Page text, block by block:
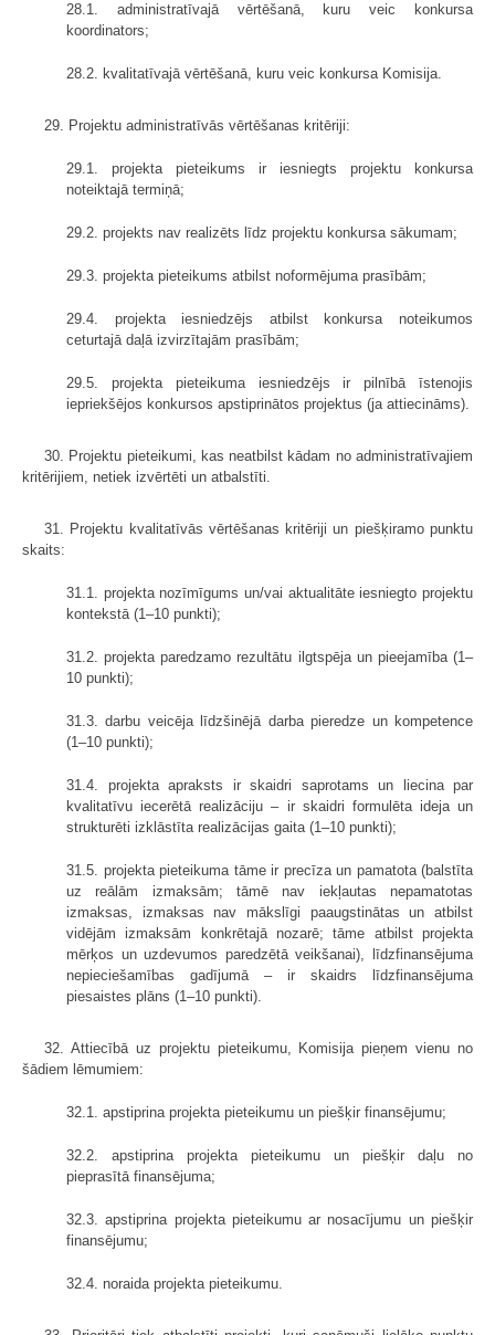
28.1. administratīvajā vērtēšanā, kuru veic konkursa
koordinators;
28.2. kvalitatīvajā vērtēšanā, kuru veic konkursa Komisija.
29. Projektu administratīvās vērtēšanas kritēriji:
29.1. projekta pieteikums ir iesniegts projektu konkursa
noteiktajā termiņā;
29.2. projekts nav realizēts līdz projektu konkursa sākumam;
29.3. projekta pieteikums atbilst noformējuma prasībām;
29.4. projekta iesniedzējs atbilst konkursa noteikumos
ceturtajā daļā izvirzītajām prasībām;
29.5. projekta pieteikuma iesniedzējs ir pilnībā īstenojis
iepriekšējos konkursos apstiprinātos projektus (ja attiecināms).
30. Projektu pieteikumi, kas neatbilst kādam no administratīvajiem
kritērijiem, netiek izvērtēti un atbalstīti.
31. Projektu kvalitatīvās vērtēšanas kritēriji un piešķiramo punktu
skaits:
31.1. projekta nozīmīgums un/vai aktualitāte iesniegto projektu
kontekstā (1–10 punkti);
31.2. projekta paredzamo rezultātu ilgtspēja un pieejamība (1–
10 punkti);
31.3. darbu veicēja līdzšinējā darba pieredze un kompetence
(1–10 punkti);
31.4. projekta apraksts ir skaidri saprotams un liecina par
kvalitatīvu iecerētā realizāciju – ir skaidri formulēta ideja un
strukturēti izklāstīta realizācijas gaita (1–10 punkti);
31.5. projekta pieteikuma tāme ir precīza un pamatota (balstīta
uz reālām izmaksām; tāmē nav iekļautas nepamatotas
izmaksas, izmaksas nav mākslīgi paaugstinātas un atbilst
vidējām izmaksām konkrētajā nozarē; tāme atbilst projekta
mērķos un uzdevumos paredzētā veikšanai), līdzfinansējuma
nepieciešamības gadījumā – ir skaidrs līdzfinansējuma
piesaistes plāns (1–10 punkti).
32. Attiecībā uz projektu pieteikumu, Komisija pieņem vienu no
šādiem lēmumiem:
32.1. apstiprina projekta pieteikumu un piešķir finansējumu;
32.2. apstiprina projekta pieteikumu un piešķir daļu no
pieprasītā finansējuma;
32.3. apstiprina projekta pieteikumu ar nosacījumu un piešķir
finansējumu;
32.4. noraida projekta pieteikumu.